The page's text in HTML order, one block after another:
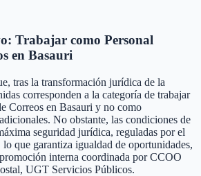
Trabajar como Personal
en Basauri
tras la transformación jurídica de la
corresponden a la categoría de trabajar
Correos en Basauri y no como
No obstante, las condiciones de
seguridad jurídica, reguladas por el
que garantiza igualdad de oportunidades,
interna coordinada por CCOO
UGT Servicios Públicos.